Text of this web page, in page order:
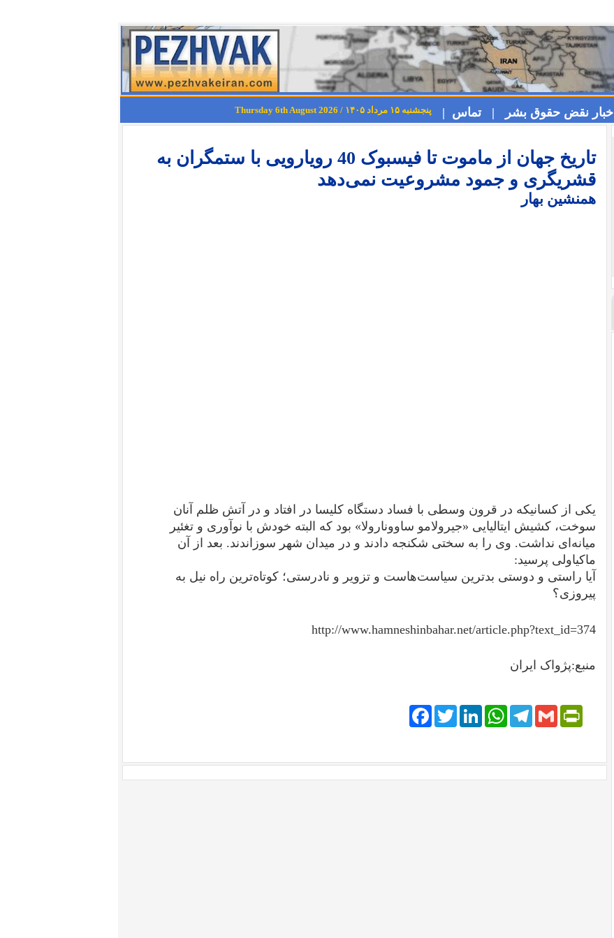
اخبار نقض حقوق بشر | تماس | پنجشنبه ۱۵ مرداد ۱۴۰۵ / Thursday 6th August 2026
تاریخ جهان از ماموت تا فیسبوک 40 رویارویی با ستمگران به
قشریگری و جمود مشروعیت نمی‌دهد
همنشین بهار
یکی از کسانیکه در قرون وسطی با فساد دستگاه کلیسا در افتاد و در آتش ظلم آنان
سوخت، کشیش ایتالیایی «جیرولامو ساوونارولا» بود که البته خودش با نوآوری و تغئیر
میانه‌ای نداشت. وی را به سختی شکنجه دادند و در میدان شهر سوزاندند. بعد از آن
ماکیاولی پرسید:
آیا راستی و دوستی بد‌ترین سیاست‌هاست و تزویر و نادرستی؛ کوتاه‌ترین راه نیل به
پیروزی؟
http://www.hamneshinbahar.net/article.php?text_id=374
منبع:پژواک ایران
FacebookTwitterLinkedIn
WhatsAppTelegramGmail
PrintFriendly